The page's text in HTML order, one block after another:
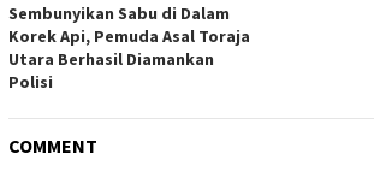
Sembunyikan Sabu di Dalam
Korek Api, Pemuda Asal Toraja
Utara Berhasil Diamankan
Polisi
COMMENT